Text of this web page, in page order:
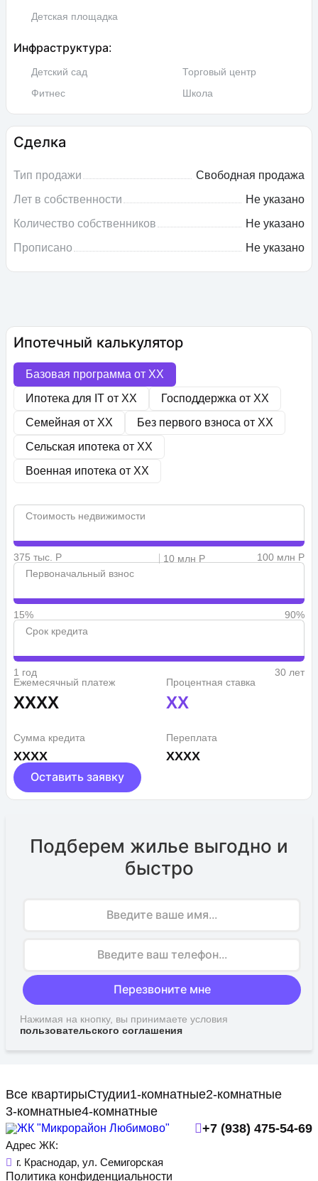
Детская площадка
Инфраструктура:
Детский сад
Торговый центр
Фитнес
Школа
Сделка
Тип продажи
Свободная продажа
Лет в собственности
Не указано
Количество собственников
Не указано
Прописано
Не указано
Ипотечный калькулятор
Базовая программа от XX
Ипотека для IT от XX Господдержка от XX
Семейная от XX Без первого взноса от XX
Сельская ипотека от XX
Военная ипотека от XX
Стоимость недвижимости
375 тыс. Р 10 млн Р
100 млн Р
Первоначальный взнос
15%
90%
Срок кредита
1 год
30 лет
Ежемесячный платеж
XXXX
Процентная ставка
XX
Сумма кредита
XXXX
Переплата
XXXX
Оставить заявку
Подберем жилье выгодно и
быстро
Перезвоните мне
Нажимая на кнопку, вы принимаете условия
пользовательского соглашения
Все квартирыСтудии1-комнатные2-комнатные
3-комнатные4-комнатные
Адрес ЖК:
г. Краснодар, ул. Семигорская
+7 (938) 475-54-69
Политика конфиденциальности